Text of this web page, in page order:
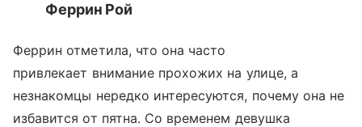
Феррин Рой
Феррин отметила, что она часто
привлекает внимание прохожих на улице, а
незнакомцы нередко интересуются, почему она не
избавится от пятна. Со временем девушка